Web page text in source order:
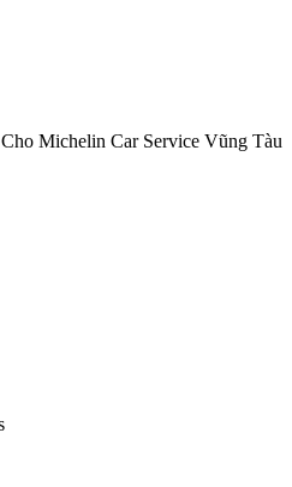
Michelin Car Service Vũng Tàu